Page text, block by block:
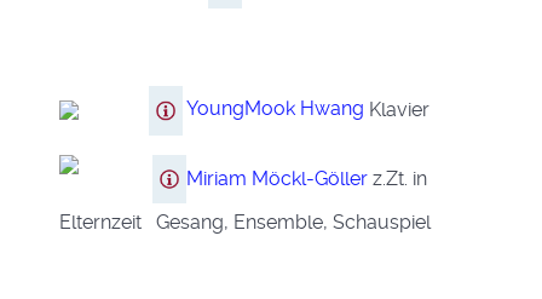
YoungMook Hwang Klavier
Miriam Möckl-Göller z.Zt. in
Elternzeit Gesang, Ensemble, Schauspiel